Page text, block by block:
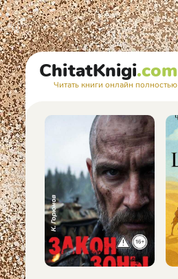
ChitatKnigi.com
Читать книги онлайн полностью